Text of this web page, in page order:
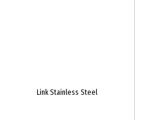
Link Stainless Steel